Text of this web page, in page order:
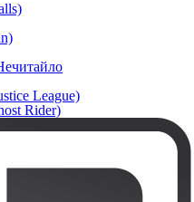
League)
Rider)